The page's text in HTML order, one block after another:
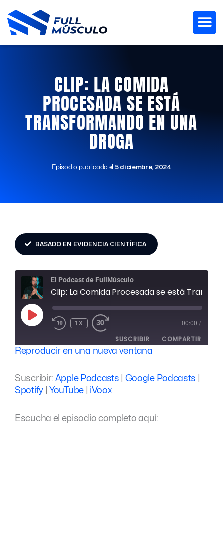
contenido
CLIP: LA COMIDA
PROCESADA SE ESTÁ
TRANSFORMANDO EN UNA
DROGA
Episodio publicado el 5 diciembre, 2024
BASADO EN EVIDENCIA CIENTÍFICA
El Podcast de FullMúsculo
REPRODUCIR
EPISODIO
REBOBINAR
10
SEGUNDOS
1X
FAST
FORWARD
30
SECONDS
00:00 /
SUSCRIBIR COMPARTIR
Spotify YouTube
iVoox
FEED RSS
ENLACE
Reproducir en una nueva ventana
Suscribir: Apple Podcasts Google Podcasts
Spotify| YouTube| iVoox
Escucha el episodio completo aquí: